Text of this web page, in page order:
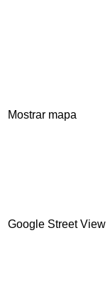
Mostrar mapa
Google Street View